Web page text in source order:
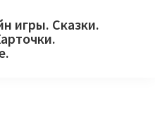
игры. Сказки.